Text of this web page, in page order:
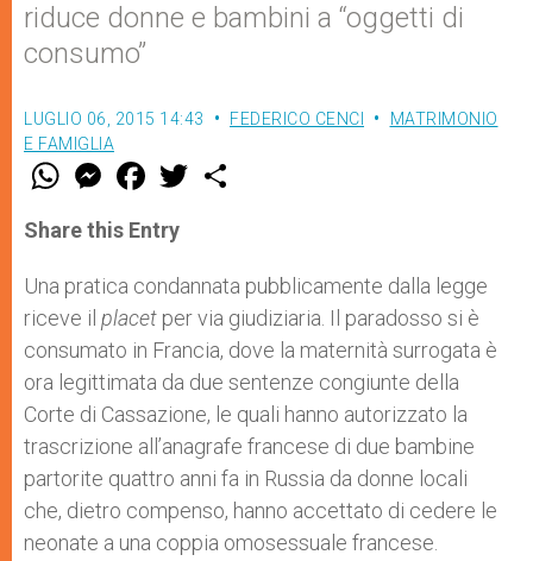
riduce donne e bambini a “oggetti di
consumo”
LUGLIO 06, 2015 14:43 FEDERICO CENCI
MATRIMONIO
E FAMIGLIA
W
t
s
p
p
M
e
s
e
g
e
r
F
a
e
b
o
k
w
r
Share this Entry
Una pratica condannata pubblicamente dalla legge
riceve il placet per via giudiziaria. Il paradosso si è
consumato in Francia, dove la maternità surrogata è
ora legittimata da due sentenze congiunte della
Corte di Cassazione, le quali hanno autorizzato la
trascrizione all’anagrafe francese di due bambine
partorite quattro anni fa in Russia da donne locali
che, dietro compenso, hanno accettato di cedere le
neonate a una coppia omosessuale francese.